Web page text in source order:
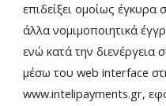
επιδείξει ομοίως έγκυρα
άλλα νομιμοποιητικά
ενώ κατά την διενέργεια
μέσω του web interface
www.intelipayments.gr,